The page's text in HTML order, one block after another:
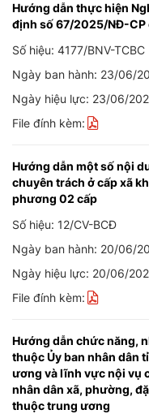
Hướng dẫn thực hiện
định số 67/2025/NĐ-CP
Số hiệu: 4177/BNV-TCBC
Ngày ban hành: 23/06/
Ngày hiệu lực: 23/06/
File đính kèm:
Hướng dẫn một số nội
chuyên trách ở cấp xã
phương 02 cấp
Số hiệu: 12/CV-BCĐ
Ngày ban hành: 20/06/
Ngày hiệu lực: 20/06/
File đính kèm:
Hướng dẫn chức năng,
thuộc Ủy ban nhân dân
ương và lĩnh vực nội vụ
nhân dân xã, phường,
thuộc trung ương